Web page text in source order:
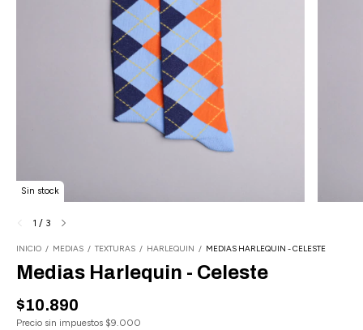
Sin stock
1 / 3
INICIO / MEDIAS / TEXTURAS / HARLEQUIN / MEDIAS HARLEQUIN - CELESTE
Medias Harlequin - Celeste
$10.890
Precio sin impuestos $9.000